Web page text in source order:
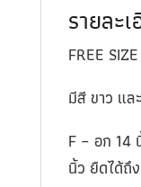
รายละ
FREE SIZE
มีสี ขาว แล
F – อก 14
นิ้ว ยืดได้ถึ